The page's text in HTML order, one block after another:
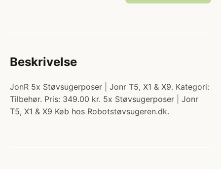
Beskrivelse
JonR 5x Støvsugerposer | Jonr T5, X1 & X9. Kategori:
Tilbehør. Pris: 349.00 kr. 5x Støvsugerposer | Jonr
T5, X1 & X9 Køb hos Robotstøvsugeren.dk.